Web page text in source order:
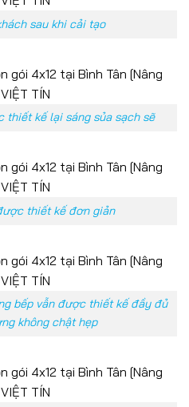
sau khi cải tạo
thiết kế lại sáng sủa sạch sẽ
thiết kế đơn giản
bếp vẫn được thiết kế đầy đủ
không chật hẹp